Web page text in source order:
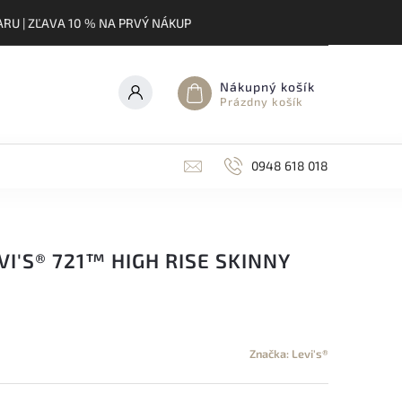
| ZĽAVA 10 % NA PRVÝ NÁKUP
Nákupný košík
Prázdny košík
0948 618 018
721™ HIGH RISE SKINNY
Značka: Levi's®